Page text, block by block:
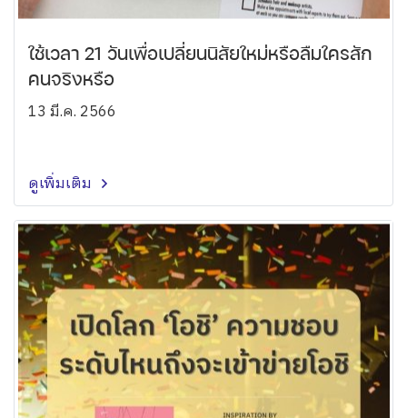
ใช้เวลา 21 วันเพื่อเปลี่ยนนิสัยใหม่หรือลืมใครสัก
คนจริงหรือ
13 มี.ค. 2566
ดูเพิ่มเติม